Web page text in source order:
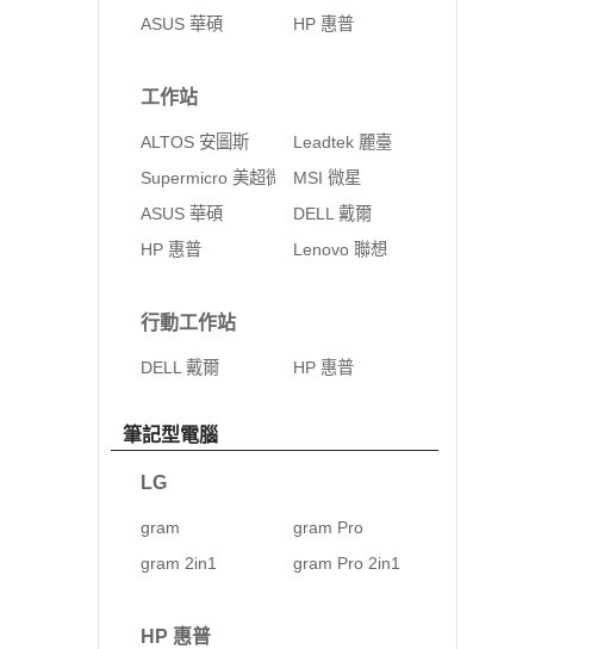
ASUS 華碩 HP 惠普
工作站
ALTOS 安圖斯
Leadtek 麗臺
Supermicro 美超微
MSI 微星
ASUS 華碩
DELL 戴爾
HP 惠普
Lenovo 聯想
行動工作站
DELL 戴爾 HP 惠普
筆記型電腦
LG
gram
gram Pro
gram 2in1
gram Pro 2in1
HP 惠普